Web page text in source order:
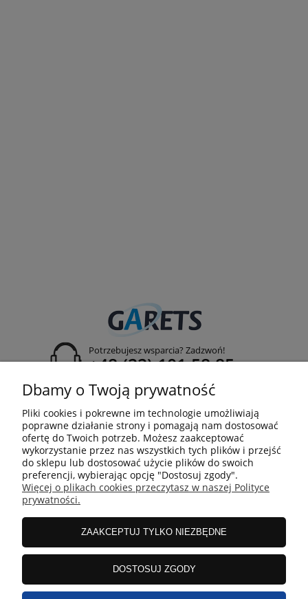
Potrzebujesz wsparcia? Zadzwoń!
+48 (22) 101 58 85
rejestracja projektu:
projekty@garets.pl
adres:
Jordanowska 2A
04-204 Warszawa
FIRMA
ZAMÓWIENIA
Dbamy o Twoją prywatność
Pliki cookies i pokrewne im technologie umożliwiają
poprawne działanie strony i pomagają nam dostosować
ofertę do Twoich potrzeb. Możesz zaakceptować
wykorzystanie przez nas wszystkich tych plików i przejść
do sklepu lub dostosować użycie plików do swoich
preferencji, wybierając opcję "Dostosuj zgody".
Więcej o plikach cookies przeczytasz w naszej Polityce
prywatności.
ZAAKCEPTUJ TYLKO NIEZBĘDNE
DOSTOSUJ ZGODY